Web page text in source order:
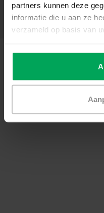
partners kunnen deze
informatie die u aan ze
verzameld op basis van
Categories
Contact details